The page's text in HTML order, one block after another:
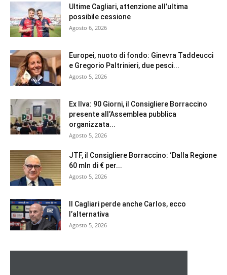
Ultime Cagliari, attenzione all’ultima
possibile cessione
Agosto 6, 2026
Europei, nuoto di fondo: Ginevra Taddeucci
e Gregorio Paltrinieri, due pesci...
Agosto 5, 2026
Ex Ilva: 90 Giorni, il Consigliere Borraccino
presente all’Assemblea pubblica
organizzata...
Agosto 5, 2026
JTF, il Consigliere Borraccino: ‘Dalla Regione
60 mln di € per...
Agosto 5, 2026
Il Cagliari perde anche Carlos, ecco
l’alternativa
Agosto 5, 2026